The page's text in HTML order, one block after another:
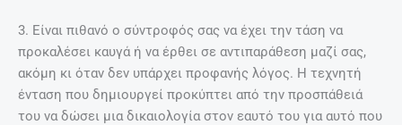
3. Είναι πιθανό ο σύντροφός σας να έχει την τάση να
προκαλέσει καυγά ή να έρθει σε αντιπαράθεση μαζί σας,
ακόμη κι όταν δεν υπάρχει προφανής λόγος. Η τεχνητή
ένταση που δημιουργεί προκύπτει από την προσπάθειά
του να δώσει μια δικαιολογία στον εαυτό του για αυτό που